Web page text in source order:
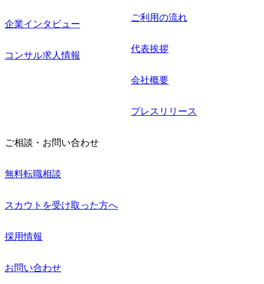
企業インタビュー
コンサル求人情報
ご利用の流れ
代表挨拶
会社概要
プレスリリース
ご相談・お問い合わせ
無料転職相談
スカウトを受け取った方へ
採用情報
お問い合わせ